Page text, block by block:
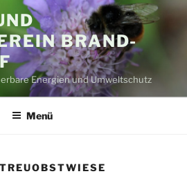
BRAND-
Energien und Umweltschutz
Menü